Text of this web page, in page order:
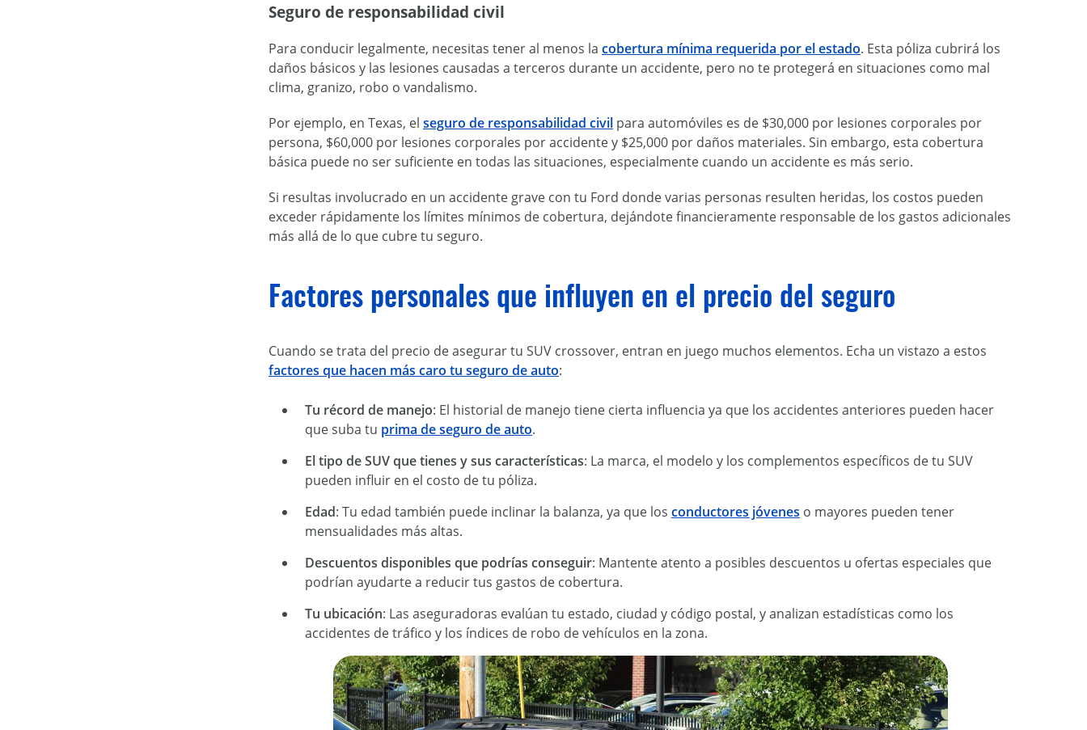
Seguro de responsabilidad civil
Para conducir legalmente, necesitas tener al menos la cobertura mínima requerida por el estado. Esta póliza cubrirá los
daños básicos y las lesiones causadas a terceros durante un accidente, pero no te protegerá en situaciones como mal
clima, granizo, robo o vandalismo.
Por ejemplo, en Texas, el seguro de responsabilidad civil para automóviles es de $30,000 por lesiones corporales por
persona, $60,000 por lesiones corporales por accidente y $25,000 por daños materiales. Sin embargo, esta cobertura
básica puede no ser suficiente en todas las situaciones, especialmente cuando un accidente es más serio.
Si resultas involucrado en un accidente grave con tu Ford donde varias personas resulten heridas, los costos pueden
exceder rápidamente los límites mínimos de cobertura, dejándote financieramente responsable de los gastos adicionales
más allá de lo que cubre tu seguro.
Factores personales que influyen en el precio del seguro
Cuando se trata del precio de asegurar tu SUV crossover, entran en juego muchos elementos. Echa un vistazo a estos
factores que hacen más caro tu seguro de auto:
Tu récord de manejo: El historial de manejo tiene cierta influencia ya que los accidentes anteriores pueden hacer
que suba tu prima de seguro de auto.
El tipo de SUV que tienes y sus características: La marca, el modelo y los complementos específicos de tu SUV
pueden influir en el costo de tu póliza.
Edad: Tu edad también puede inclinar la balanza, ya que los conductores jóvenes o mayores pueden tener
mensualidades más altas.
Descuentos disponibles que podrías conseguir: Mantente atento a posibles descuentos u ofertas especiales que
podrían ayudarte a reducir tus gastos de cobertura.
Tu ubicación: Las aseguradoras evalúan tu estado, ciudad y código postal, y analizan estadísticas como los
accidentes de tráfico y los índices de robo de vehículos en la zona.